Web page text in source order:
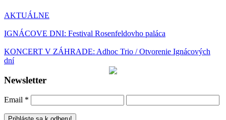
AKTUÁLNE
IGNÁCOVE DNI: Festival Rosenfeldovho paláca
KONCERT V ZÁHRADE: Adhoc Trio / Otvorenie Ignácových
dní
Newsletter
Email *